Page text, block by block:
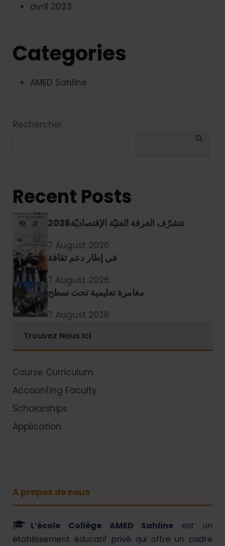
avril 2023
Categories
AMED Sahline
Rechercher
Recent Posts
2026تتشرّف الغرفة الفتيّة الإقتصاديّة
7 August 2026
في إطار دعم ثقافة
7 August 2026
مغامرة تعليمية تحت سطح
7 August 2026
Trouvez Nous Ici
Course Curriculum
Accounting Faculty
Scholarships
Application
À propos de nous
L’école Collège AMED Sahline est un
établissement éducatif privé qui offre un cadre